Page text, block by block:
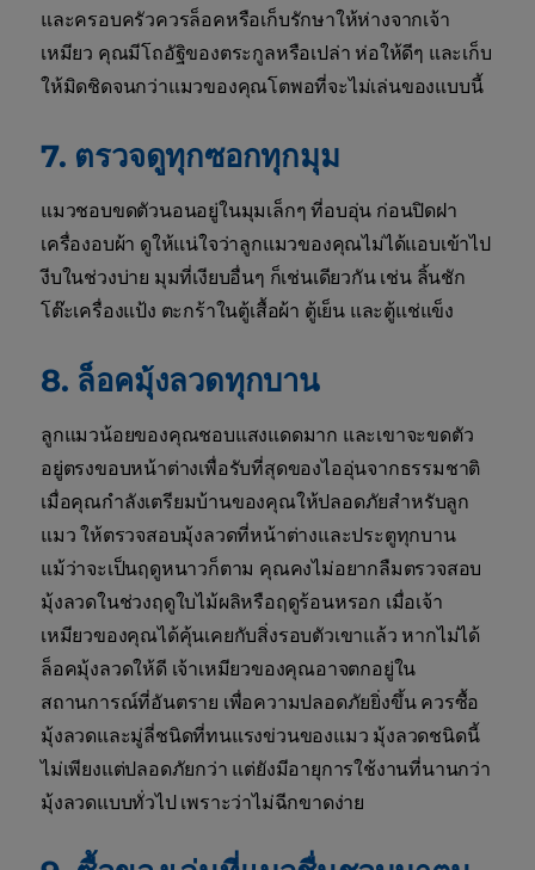
และครอบครัวควรล็อคหรือเก็บรักษาให้ห่างจากเจ้า
เหมียว คุณมีโถอัฐิของตระกูลหรือเปล่า ห่อให้ดีๆ และเก็บ
ให้มิดชิดจนกว่าแมวของคุณโตพอที่จะไม่เล่นของแบบนี้
7. ตรวจดูทุกซอกทุกมุม
แมวชอบขดตัวนอนอยู่ในมุมเล็กๆ ที่อบอุ่น ก่อนปิดฝา
เครื่องอบผ้า ดูให้แน่ใจว่าลูกแมวของคุณไม่ได้แอบเข้าไป
งีบในช่วงบ่าย มุมที่เงียบอื่นๆ ก็เช่นเดียวกัน เช่น ลิ้นชัก
โต๊ะเครื่องแป้ง ตะกร้าในตู้เสื้อผ้า ตู้เย็น และตู้แช่แข็ง
8. ล็อคมุ้งลวดทุกบาน
ลูกแมวน้อยของคุณชอบแสงแดดมาก และเขาจะขดตัว
อยู่ตรงขอบหน้าต่างเพื่อรับที่สุดของไออุ่นจากธรรมชาติ
เมื่อคุณกำลังเตรียมบ้านของคุณให้ปลอดภัยสำหรับลูก
แมว ให้ตรวจสอบมุ้งลวดที่หน้าต่างและประตูทุกบาน
แม้ว่าจะเป็นฤดูหนาวก็ตาม คุณคงไม่อยากลืมตรวจสอบ
มุ้งลวดในช่วงฤดูใบไม้ผลิหรือฤดูร้อนหรอก เมื่อเจ้า
เหมียวของคุณได้คุ้นเคยกับสิ่งรอบตัวเขาแล้ว หากไม่ได้
ล็อคมุ้งลวดให้ดี เจ้าเหมียวของคุณอาจตกอยู่ใน
สถานการณ์ที่อันตราย เพื่อความปลอดภัยยิ่งขึ้น ควรซื้อ
มุ้งลวดและมู่ลี่ชนิดที่ทนแรงข่วนของแมว มุ้งลวดชนิดนี้
ไม่เพียงแต่ปลอดภัยกว่า แต่ยังมีอายุการใช้งานที่นานกว่า
มุ้งลวดแบบทั่วไป เพราะว่าไม่ฉีกขาดง่าย